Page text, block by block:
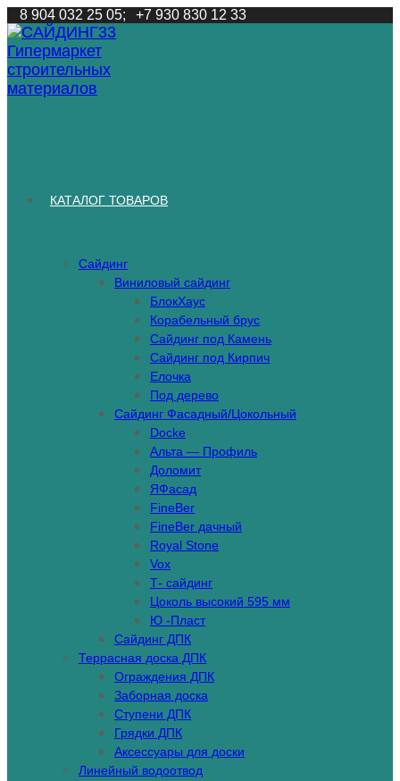
Перейти
к
содержимому
8 904 032 25 05; +7 930 830 12 33
КАТАЛОГ ТОВАРОВ
Сайдинг
Виниловый сайдинг
БлокХаус
Корабельный брус
Сайдинг под Камень
Сайдинг под Кирпич
Елочка
Под дерево
Сайдинг Фасадный/Цокольный
Docke
Альта — Профиль
Доломит
ЯФасад
FineBer
FineBer дачный
Royal Stone
Vox
Т- сайдинг
Цоколь высокий 595 мм
Ю -Пласт
Сайдинг ДПК
Террасная доска ДПК
Ограждения ДПК
Заборная доска
Ступени ДПК
Грядки ДПК
Аксессуары для доски
Линейный водоотвод